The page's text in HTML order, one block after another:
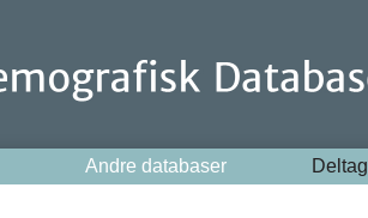
Andre databaser Deltag